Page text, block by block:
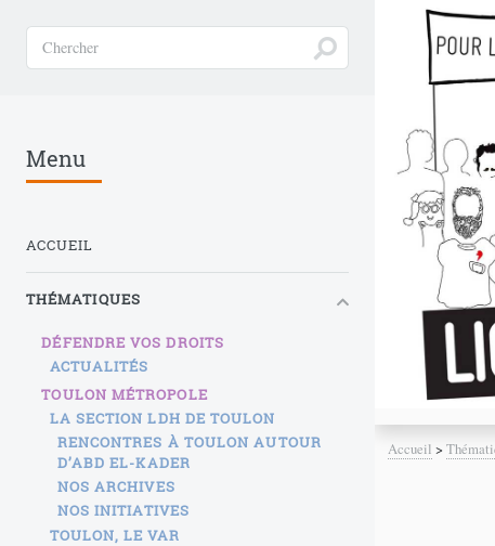
Accueil >
Menu
ACCUEIL
THÉMATIQUES
DÉFENDRE VOS DROITS
ACTUALITÉS
TOULON MÉTROPOLE
LA SECTION LDH DE TOULON
RENCONTRES À TOULON AUTOUR
D’ABD EL-KADER
NOS ARCHIVES
NOS INITIATIVES
TOULON, LE VAR